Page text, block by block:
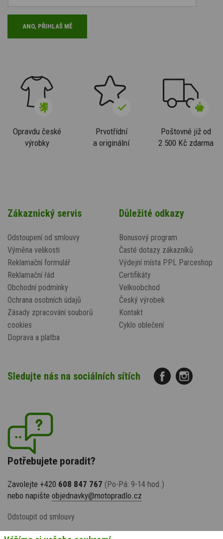
Opravdu české
výrobky
Prvotřídní
a originální
Poštovné již od
2 500 Kč zdarma
Zákaznický servis
Odstoupení od smlouvy
Výměna velikosti
Reklamační formulář
Reklamační řád
Obchodní podmínky
Ochrana osobních údajů
Zásady zpracování souborů
cookies
Doprava a platba
Důležité odkazy
Bonusový program
Časté dotazy zákazníků
Výdejní místa PPL Parceshop
Certifikáty
Velkoobchod
Český výrobek
Kontakt
Cyklo oblečení
Sledujte nás na sociálních sítích
Potřebujete poradit?
Zavolejte +420 608 847 767 (Po-Pá: 9-14 hod.)
nebo napište objednavky@motopradlo.cz
Odstoupit od smlouvy